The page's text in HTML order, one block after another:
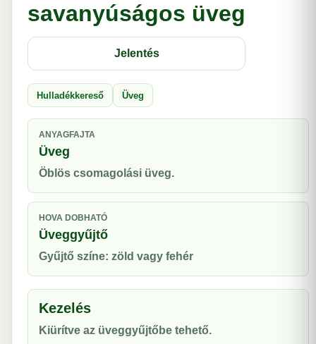
savanyúságos üveg
Jelentés
Hulladékkereső Üveg
ANYAGFAJTA
Üveg
Öblös csomagolási üveg.
HOVA DOBHATÓ
Üveggyűjtő
Gyűjtő színe: zöld vagy fehér
Kezelés
Kiürítve az üveggyűjtőbe tehető.